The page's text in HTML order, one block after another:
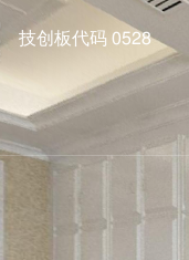
技创板代码 0528